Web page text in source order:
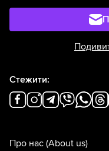
Стежити:
Про нас (About us)